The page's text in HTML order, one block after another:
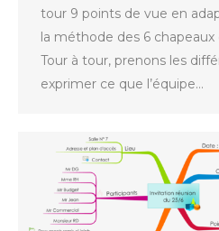
tour 9 points de vue en
la méthode des 6 chapeaux
Tour à tour, prenons les
exprimer ce que l’équipe…